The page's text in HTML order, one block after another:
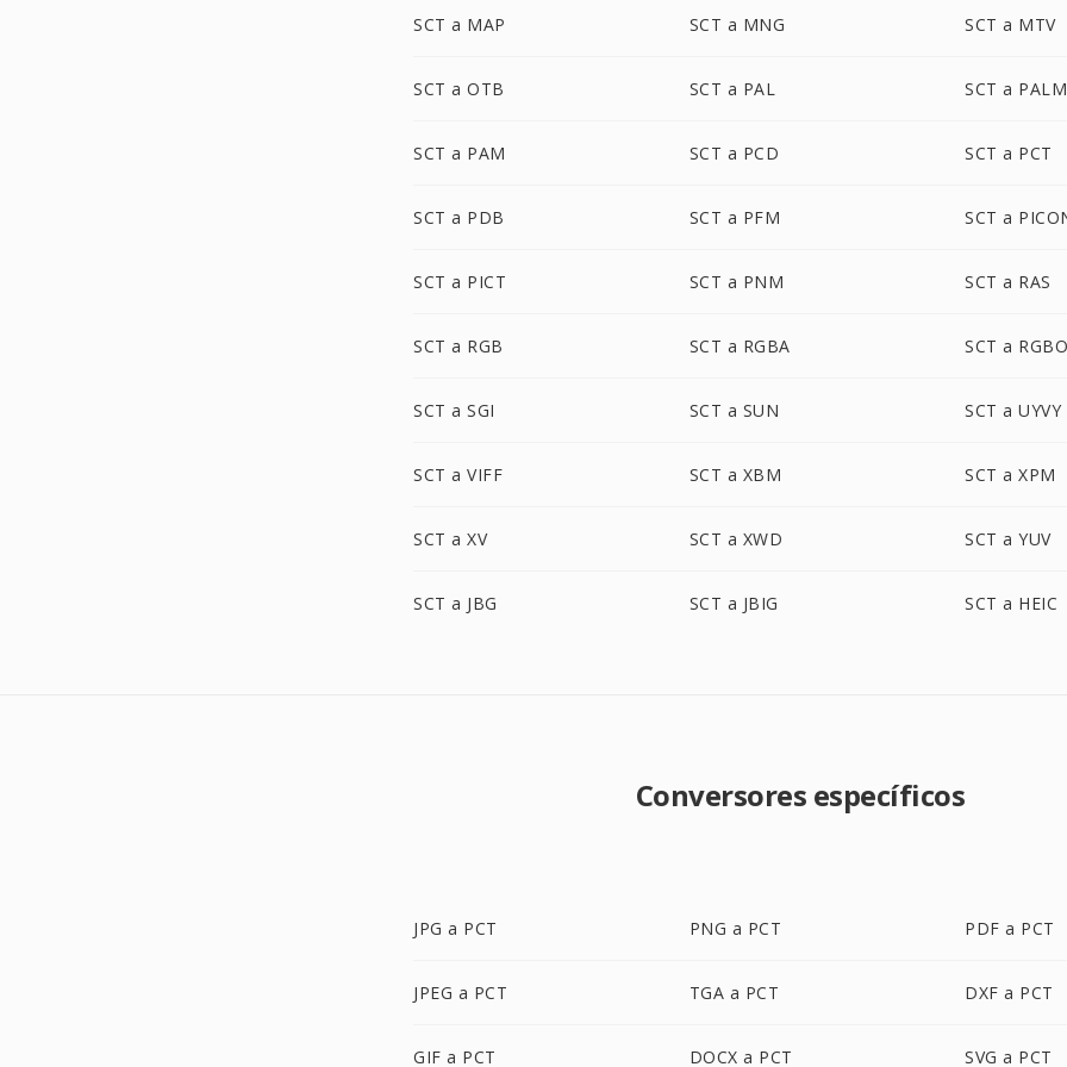
SCT a MAP SCT a MNG SCT a MTV
SCT a OTB SCT a PAL SCT a PALM
SCT a PAM SCT a PCD SCT a PCT
SCT a PDB SCT a PFM SCT a
SCT a PICT SCT a PNM SCT a RAS
SCT a RGB SCT a RGBA SCT a RGBO
SCT a SGI SCT a SUN SCT a UYVY
SCT a VIFF SCT a XBM SCT a XPM
SCT a XV SCT a XWD SCT a YUV
SCT a JBG SCT a JBIG SCT a HEIC
Conversores específicos
JPG a PCT PNG a PCT PDF a PCT
JPEG a PCT TGA a PCT DXF a PCT
GIF a PCT DOCX a PCT SVG a PCT